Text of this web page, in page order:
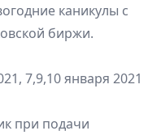
каникулы с
биржи.
7,9,10 января 2021
при подачи